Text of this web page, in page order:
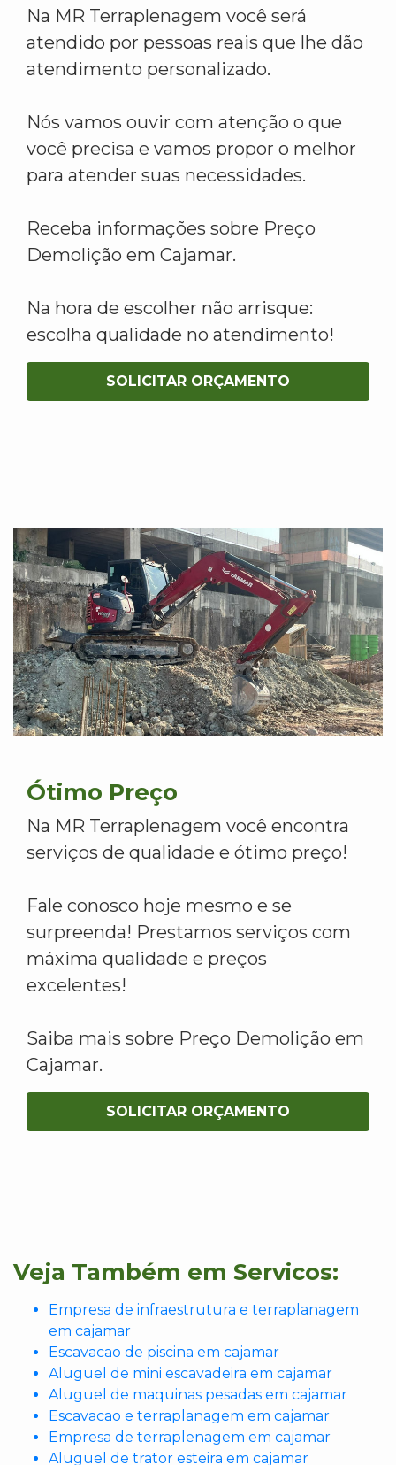
Na MR Terraplenagem você será
atendido por pessoas reais que lhe dão
atendimento personalizado.
Nós vamos ouvir com atenção o que
você precisa e vamos propor o melhor
para atender suas necessidades.
Receba informações sobre Preço
Demolição em Cajamar.
Na hora de escolher não arrisque:
escolha qualidade no atendimento!
SOLICITAR ORÇAMENTO
Ótimo Preço
Na MR Terraplenagem você encontra
serviços de qualidade e ótimo preço!
Fale conosco hoje mesmo e se
surpreenda! Prestamos serviços com
máxima qualidade e preços
excelentes!
Saiba mais sobre Preço Demolição em
Cajamar.
SOLICITAR ORÇAMENTO
Veja Também em Servicos:
Empresa de infraestrutura e terraplanagem
em cajamar
Escavacao de piscina em cajamar
Aluguel de mini escavadeira em cajamar
Aluguel de maquinas pesadas em cajamar
Escavacao e terraplanagem em cajamar
Empresa de terraplenagem em cajamar
Aluguel de trator esteira em cajamar